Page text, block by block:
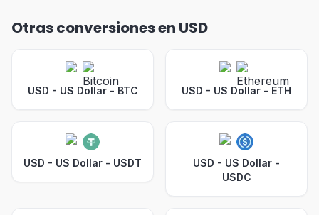
Otras conversiones en USD
USD - US Dollar- BTC USD - US Dollar - ETH
USD - US Dollar - USDT USD - US Dollar -
USDC